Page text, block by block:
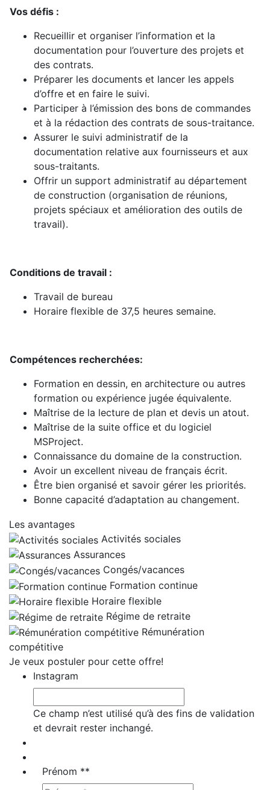
Vos défis :
Recueillir et organiser l’information et la
documentation pour l’ouverture des projets et
des contrats.
Préparer les documents et lancer les appels
d’offre et en faire le suivi.
Participer à l’émission des bons de commandes
et à la rédaction des contrats de sous-traitance.
Assurer le suivi administratif de la
documentation relative aux fournisseurs et aux
sous-traitants.
Offrir un support administratif au département
de construction (organisation de réunions,
projets spéciaux et amélioration des outils de
travail).
Conditions de travail :
Travail de bureau
Horaire flexible de 37,5 heures semaine.
Compétences recherchées:
Formation en dessin, en architecture ou autres
formation ou expérience jugée équivalente.
Maîtrise de la lecture de plan et devis un atout.
Maîtrise de la suite office et du logiciel
MSProject.
Connaissance du domaine de la construction.
Avoir un excellent niveau de français écrit.
Être bien organisé et savoir gérer les priorités.
Bonne capacité d’adaptation au changement.
Les avantages
Activités sociales
Assurances
Congés/vacances
Formation continue
Horaire flexible
Régime de retraite
Rémunération
compétitive
Je veux postuler pour cette offre!
Instagram
Ce champ n’est utilisé qu’à des fins de validation
et devrait rester inchangé.
Prénom **